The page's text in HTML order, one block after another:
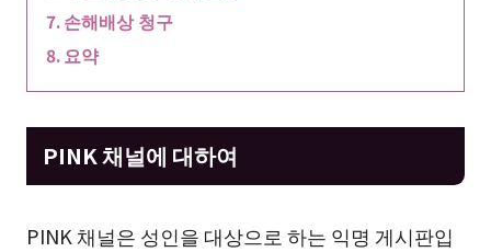
손해배상 청구
요약
PINK 채널에 대하여
PINK 채널은 성인을 대상으로 하는 익명 게시판입